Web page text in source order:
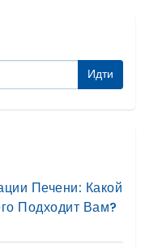
Печени: Какой
Подходит Вам?